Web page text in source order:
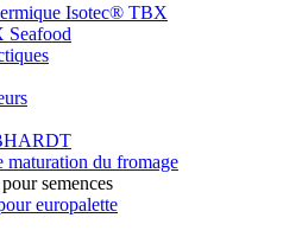
Isotec® TBX
maturation du fromage
semences
europalette